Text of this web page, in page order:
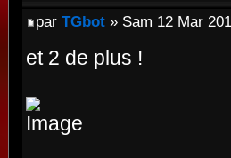
par TGbot » Sam 12 Mar
et 2 de plus !